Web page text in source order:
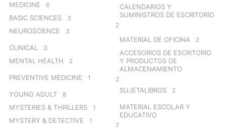
MEDICINE 6
BASIC SCIENCES 3
NEUROSCIENCE 3
CLINICAL 3
MENTAL HEALTH 2
PREVENTIVE MEDICINE 1
YOUNG ADULT 8
MYSTERIES & THRILLERS 1
MYSTERY & DETECTIVE 1
CALENDARIOS Y
SUMINISTROS DE ESCRITORIO
2
MATERIAL DE OFICINA 2
ACCESORIOS DE ESCRITORIO
Y PRODUCTOS DE
ALMACENAMIENTO
2
SUJETALIBROS 2
MATERIAL ESCOLAR Y
EDUCATIVO
7